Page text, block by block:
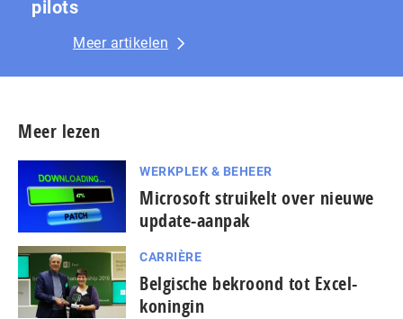
pilots
Meer artikelen
Meer lezen
WERKPLEK & BEHEER
Microsoft struikelt over nieuwe
update-aanpak
CARRIÈRE
Belgische bekroond tot Excel-
koningin